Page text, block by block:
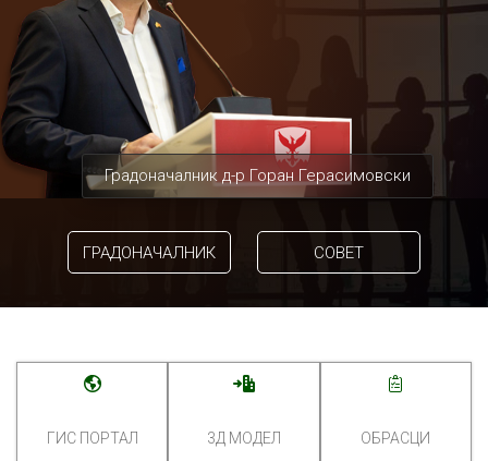
Градоначалник д-р Горан Герасимовски
ГРАДОНАЧАЛНИК СОВЕТ
ГИС ПОРТАЛ 3Д МОДЕЛ ОБРАСЦИ